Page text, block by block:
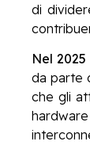
di
Nel
da parte
che gli